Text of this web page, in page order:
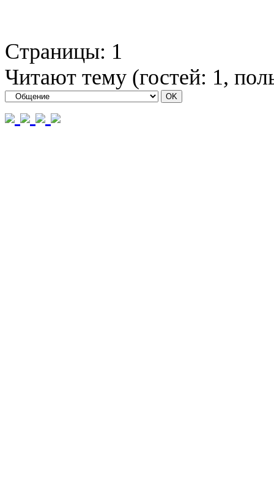
Страницы: 1
Читают тему (гостей: 1,